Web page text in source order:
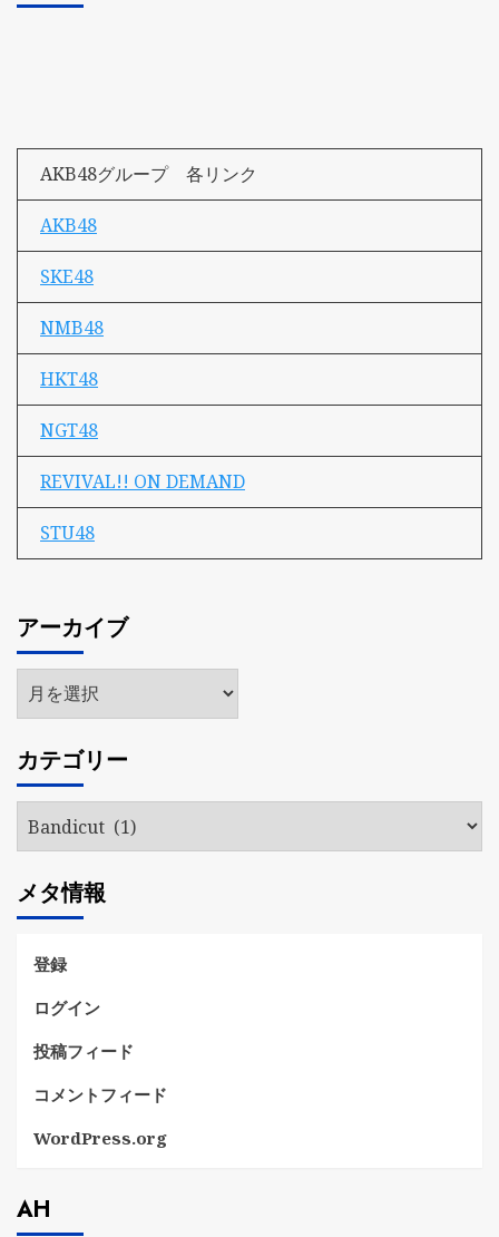
AKB48グループ 各リンク
AKB48
SKE48
NMB48
HKT48
NGT48
REVIVAL!! ON DEMAND
STU48
アーカイブ
ア
ー
イ
ブ
カテゴリー
テ
リ
ー
メタ情報
登録
ログイン
投稿フィード
コメントフィード
WordPress.org
AH